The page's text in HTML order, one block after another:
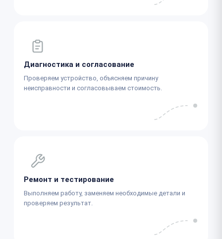
Диагностика и согласование
Проверяем устройство, объясняем причину
неисправности и согласовываем стоимость.
Ремонт и тестирование
Выполняем работу, заменяем необходимые детали и
проверяем результат.